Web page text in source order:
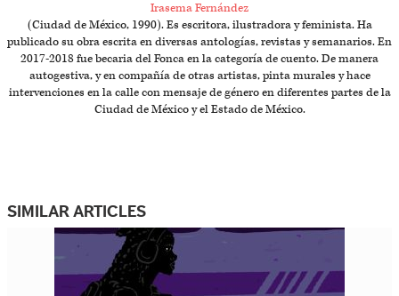
Irasema Fernández
(Ciudad de México, 1990). Es escritora, ilustradora y feminista. Ha
publicado su obra escrita en diversas antologías, revistas y semanarios. En
2017-2018 fue becaria del Fonca en la categoría de cuento. De manera
autogestiva, y en compañía de otras artistas, pinta murales y hace
intervenciones en la calle con mensaje de género en diferentes partes de la
Ciudad de México y el Estado de México.
SIMILAR ARTICLES